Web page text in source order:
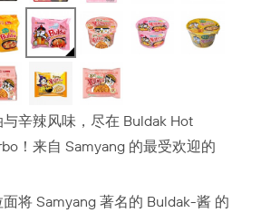
辛辣风味，尽在 Buldak Hot
！来自 Samyang 的最受欢迎的
将 Samyang 著名的 Buldak-酱 的